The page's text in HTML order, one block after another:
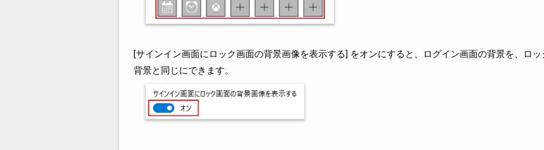
[サインイン画面にロック画面の背景画像を表示する] をオンにすると、ログイン画面の背景を、ロ
背景と同じにできます。